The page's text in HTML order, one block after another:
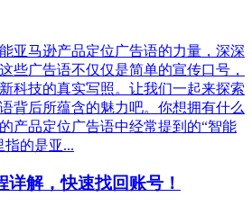
亚马逊产品定位广告语的力量，深深
些广告语不仅仅是简单的宣传口号，
科技的真实写照。让我们一起来探索
背后所蕴含的魅力吧。你想拥有什么
产品定位广告语中经常提到的“智能
指的是亚...
详解，快速找回账号！